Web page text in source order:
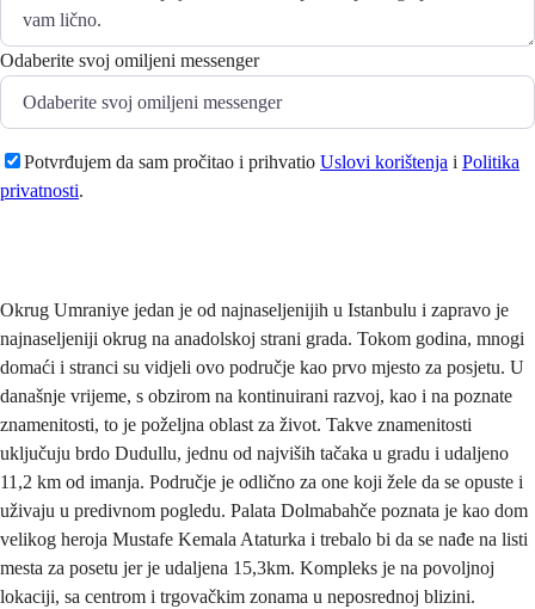
Odaberite svoj omiljeni messenger
Potvrđujem da sam pročitao i prihvatio Uslovi korištenja i Politika
privatnosti.
Okrug Umraniye jedan je od najnaseljenijih u Istanbulu i zapravo je
najnaseljeniji okrug na anadolskoj strani grada. Tokom godina, mnogi
domaći i stranci su vidjeli ovo područje kao prvo mjesto za posjetu. U
današnje vrijeme, s obzirom na kontinuirani razvoj, kao i na poznate
znamenitosti, to je poželjna oblast za život. Takve znamenitosti
uključuju brdo Dudullu, jednu od najviših tačaka u gradu i udaljeno
11,2 km od imanja. Područje je odlično za one koji žele da se opuste i
uživaju u predivnom pogledu. Palata Dolmabahče poznata je kao dom
velikog heroja Mustafe Kemala Ataturka i trebalo bi da se nađe na listi
mesta za posetu jer je udaljena 15,3km. Kompleks je na povoljnoj
lokaciji, sa centrom i trgovačkim zonama u neposrednoj blizini.